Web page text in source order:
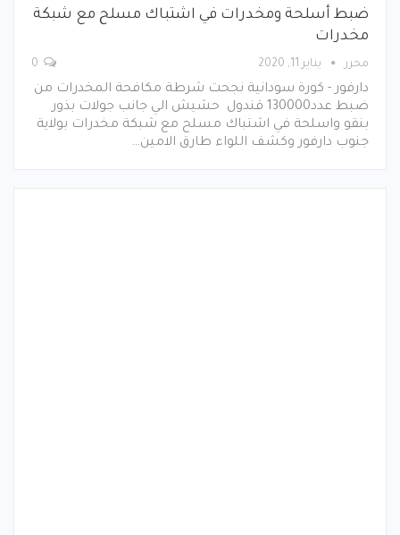
ضبط أسلحة ومخدرات في اشتباك مسلح مع شبكة
مخدرات
محرر يناير 11, 2020
دارفور - كورة سودانية نجحت شرطة مكافحة المخدرات من
ضبط عدد130000 قندول حشيش الي جانب جولات بذور
بنقو واسلحة في اشتباك مسلح مع شبكة مخدرات بولاية
جنوب دارفور وكشف اللواء طارق الامين…